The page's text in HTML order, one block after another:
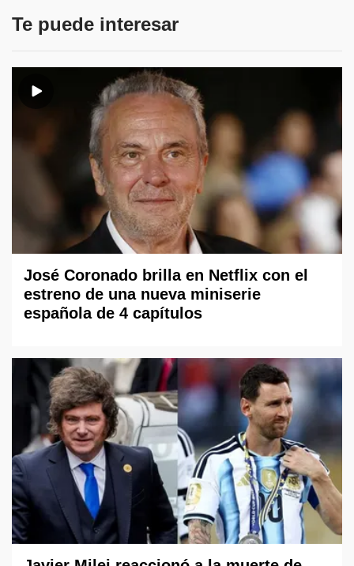
Te puede interesar
José Coronado brilla en Netflix con el
estreno de una nueva miniserie
española de 4 capítulos